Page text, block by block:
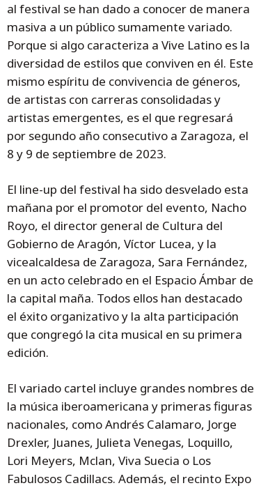
al festival se han dado a conocer de manera
masiva a un público sumamente variado.
Porque si algo caracteriza a Vive Latino es la
diversidad de estilos que conviven en él. Este
mismo espíritu de convivencia de géneros,
de artistas con carreras consolidadas y
artistas emergentes, es el que regresará
por segundo año consecutivo a Zaragoza, el
8 y 9 de septiembre de 2023.
El line-up del festival ha sido desvelado esta
mañana por el promotor del evento, Nacho
Royo, el director general de Cultura del
Gobierno de Aragón, Víctor Lucea, y la
vicealcaldesa de Zaragoza, Sara Fernández,
en un acto celebrado en el Espacio Ámbar de
la capital maña. Todos ellos han destacado
el éxito organizativo y la alta participación
que congregó la cita musical en su primera
edición.
El variado cartel incluye grandes nombres de
la música iberoamericana y primeras figuras
nacionales, como Andrés Calamaro, Jorge
Drexler, Juanes, Julieta Venegas, Loquillo,
Lori Meyers, Mclan, Viva Suecia o Los
Fabulosos Cadillacs. Además, el recinto Expo